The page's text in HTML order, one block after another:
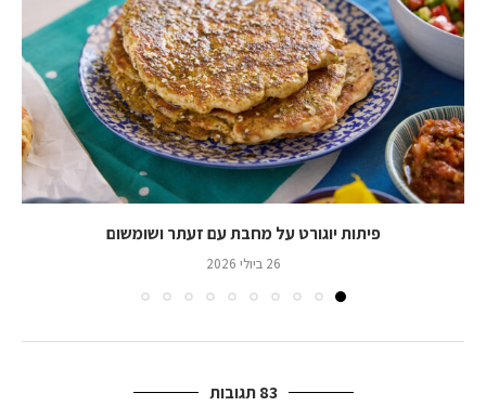
פיתות יוגורט על מחבת עם זעתר ושומשום
26 ביולי 2026
83 תגובות